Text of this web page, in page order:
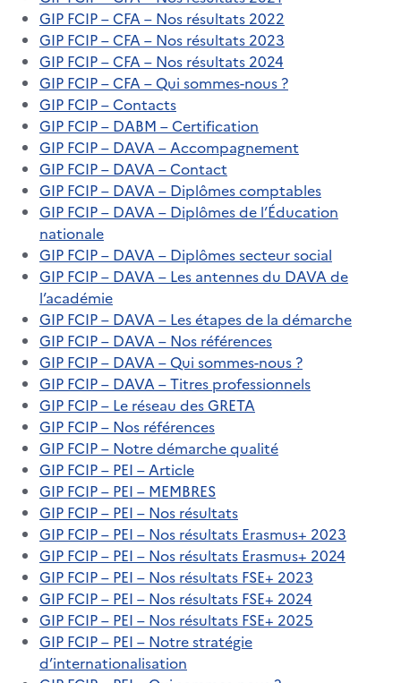
GIP FCIP – CFA – Nos résultats 2022
GIP FCIP – CFA – Nos résultats 2023
GIP FCIP – CFA – Nos résultats 2024
GIP FCIP – CFA – Qui sommes-nous ?
GIP FCIP – Contacts
GIP FCIP – DABM – Certification
GIP FCIP – DAVA – Accompagnement
GIP FCIP – DAVA – Contact
GIP FCIP – DAVA – Diplômes comptables
GIP FCIP – DAVA – Diplômes de l’Éducation
nationale
GIP FCIP – DAVA – Diplômes secteur social
GIP FCIP – DAVA – Les antennes du DAVA de
l’académie
GIP FCIP – DAVA – Les étapes de la démarche
GIP FCIP – DAVA – Nos références
GIP FCIP – DAVA – Qui sommes-nous ?
GIP FCIP – DAVA – Titres professionnels
GIP FCIP – Le réseau des GRETA
GIP FCIP – Nos références
GIP FCIP – Notre démarche qualité
GIP FCIP – PEI – Article
GIP FCIP – PEI – MEMBRES
GIP FCIP – PEI – Nos résultats
GIP FCIP – PEI – Nos résultats Erasmus+ 2023
GIP FCIP – PEI – Nos résultats Erasmus+ 2024
GIP FCIP – PEI – Nos résultats FSE+ 2023
GIP FCIP – PEI – Nos résultats FSE+ 2024
GIP FCIP – PEI – Nos résultats FSE+ 2025
GIP FCIP – PEI – Notre stratégie
d’internationalisation